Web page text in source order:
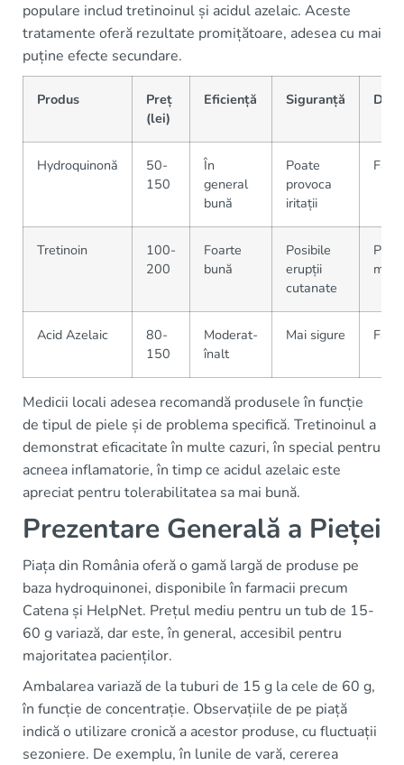
populare includ tretinoinul și acidul azelaic. Aceste
tratamente oferă rezultate promițătoare, adesea cu mai
puține efecte secundare.
Produs
Preț
(lei)
Eficiență Siguranță
Hydroquinonă
50-
150
În
general
bună
Poate
provoca
iritații
Tretinoin
100-
200
Foarte
bună
Posibile
erupții
cutanate
Acid Azelaic
80-
150
Moderat-
înalt
Mai sigure
Medicii locali adesea recomandă produsele în funcție
de tipul de piele și de problema specifică. Tretinoinul a
demonstrat eficacitate în multe cazuri, în special pentru
acneea inflamatorie, în timp ce acidul azelaic este
apreciat pentru tolerabilitatea sa mai bună.
Prezentare Generală a Pieței
Piața din România oferă o gamă largă de produse pe
baza hydroquinonei, disponibile în farmacii precum
Catena și HelpNet. Prețul mediu pentru un tub de 15-
60 g variază, dar este, în general, accesibil pentru
majoritatea pacienților.
Ambalarea variază de la tuburi de 15 g la cele de 60 g,
în funcție de concentrație. Observațiile de pe piață
indică o utilizare cronică a acestor produse, cu fluctuații
sezoniere. De exemplu, în lunile de vară, cererea